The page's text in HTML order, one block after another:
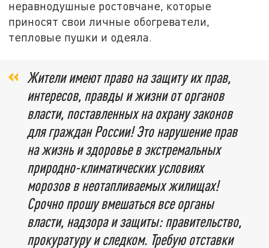
неравнодушные ростовчане, которые
приносят свои личные обогреватели,
тепловые пушки и одеяла.
Жители имеют право на защиту их прав,
интересов, правды и жизни от органов
власти, поставленных на охрану законов
для граждан России! Это нарушение прав
на жизнь и здоровье в экстремальных
природно-климатических условиях
морозов в неотапливаемых жилищах!
Срочно прошу вмешаться все органы
власти, надзора и защиты: правительство,
прокуратуру и следком. Требую отставки